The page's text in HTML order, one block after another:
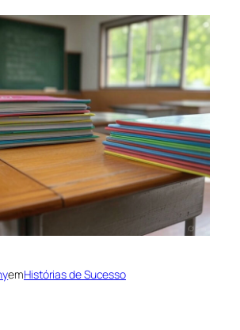
emHistórias de Sucesso